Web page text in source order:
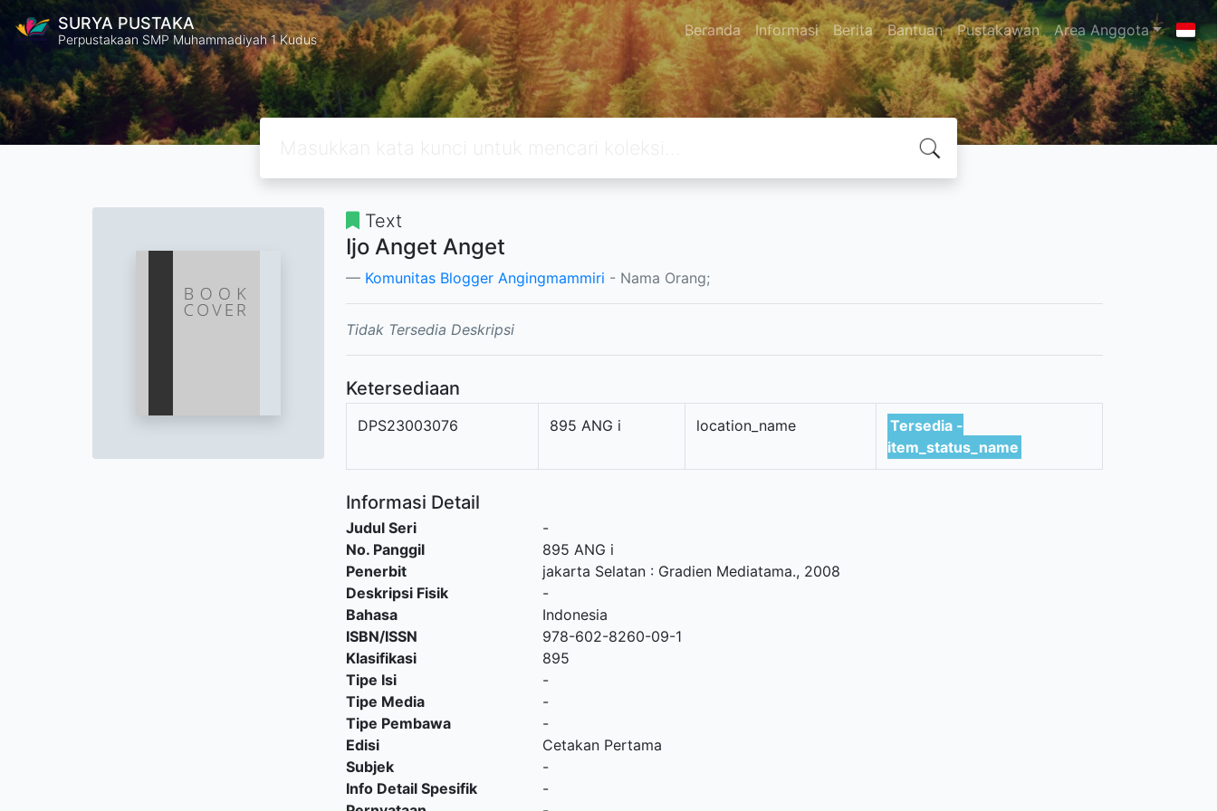
SURYA PUSTAKA
Perpustakaan SMP Muhammadiyah 1 Kudus Beranda Informasi Berita Bantuan Pustakawan Area Anggota
Text
Ijo Anget Anget
Komunitas Blogger Angingmammiri - Nama Orang;
Tidak Tersedia Deskripsi
Ketersediaan
DPS23003076 895 ANG i location_name
Tersedia -
item_status_name
Informasi Detail
Judul Seri
-
No. Panggil
895 ANG i
Penerbit
jakarta Selatan: Gradien Mediatama., 2008
Deskripsi Fisik
-
Bahasa
Indonesia
ISBN/ISSN
978-602-8260-09-1
Klasifikasi
895
Tipe Isi
-
Tipe Media
-
Tipe Pembawa
-
Edisi
Cetakan Pertama
Subjek
-
Info Detail Spesifik
-